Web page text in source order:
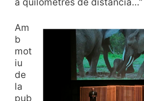
Am
b
mot
iu
de
la
pub